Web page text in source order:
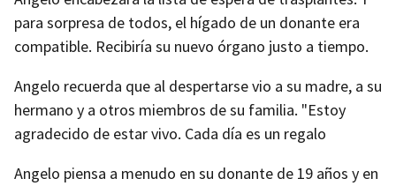
para sorpresa de todos, el hígado de un donante era
compatible. Recibiría su nuevo órgano justo a tiempo.
Angelo recuerda que al despertarse vio a su madre, a su
hermano y a otros miembros de su familia. "Estoy
agradecido de estar vivo. Cada día es un regalo
Angelo piensa a menudo en su donante de 19 años y en